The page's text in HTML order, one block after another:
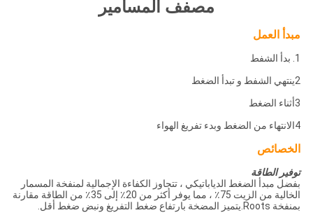
مصفف المسامير
مبدأ العمل
1. بدأ الشفط
2ينتهي الشفط و تبدأ الضغط
3أثناء الضغط
4الانتهاء من الضغط وبدء تفريغ الهواء
الخصائص
توفير الطاقة
بفضل مبدأ الضغط الدياباتيكي ، تتجاوز الكفاءة الإجمالية لمنفخة المسمار
الخالية من الزيت 75٪ ، مما يوفر أكثر من 20٪ إلى 35٪ من الطاقة مقارنة
بمنفخة Roots.يتميز المضخة بارتفاع ضغط التفريغ ونبض ضغط أقل.